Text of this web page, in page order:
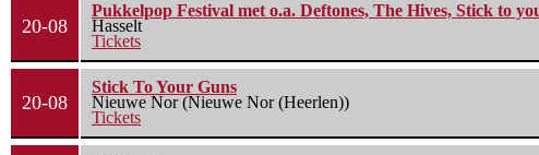
20-08
Pukkelpop Festival met o.a. Deftones, The Hives, Stick to
Hasselt
Tickets
20-08
Stick To Your Guns
Nieuwe Nor (Nieuwe Nor (Heerlen))
Tickets